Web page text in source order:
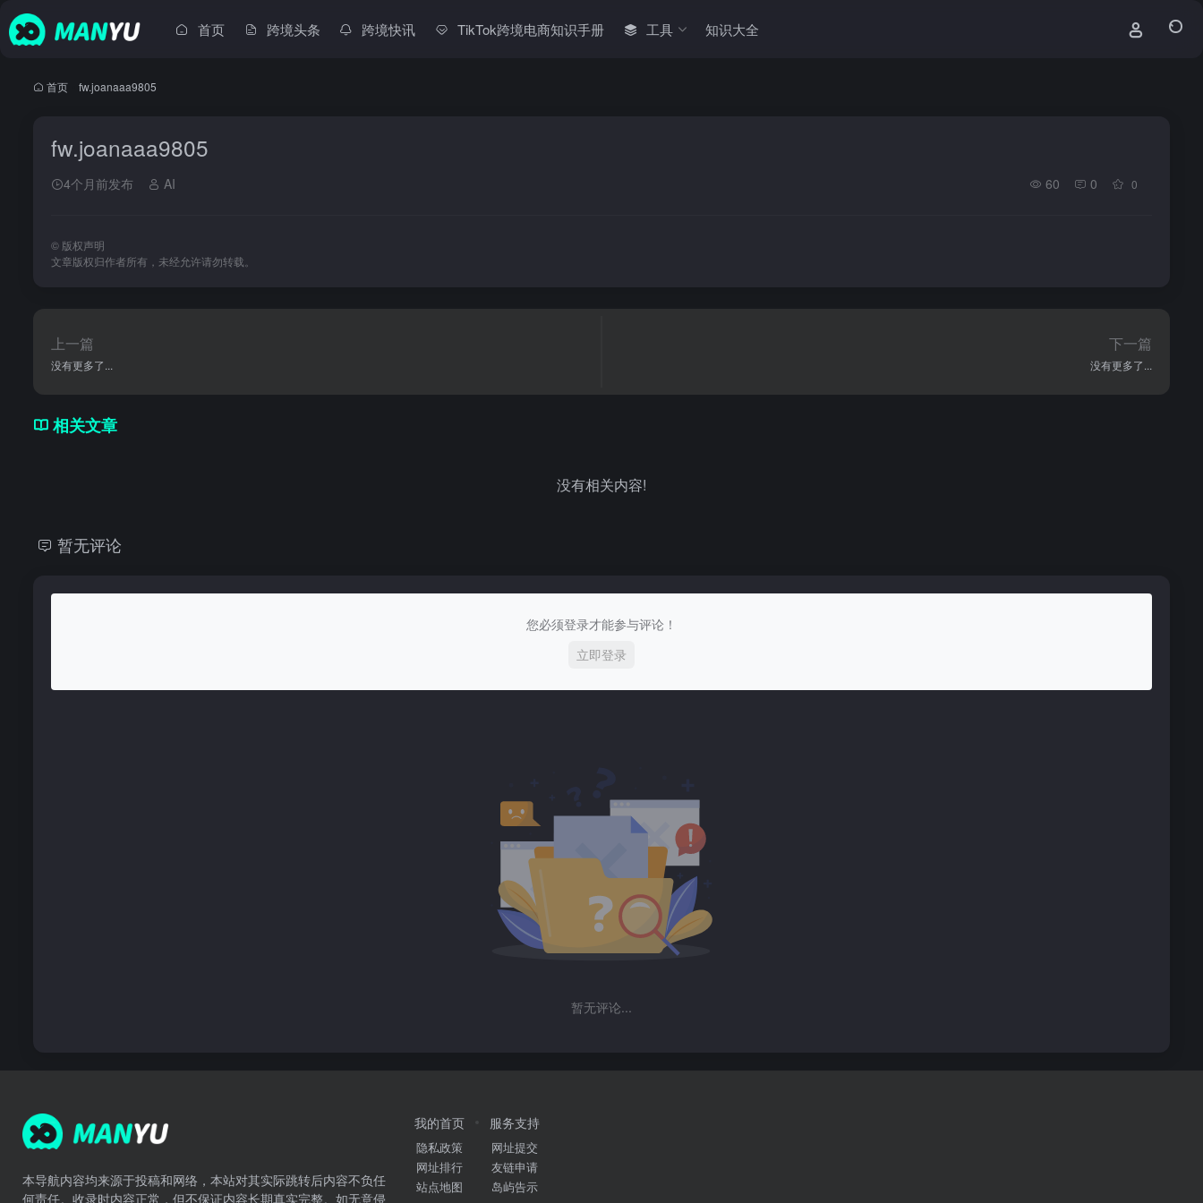
首页 跨境头条 跨境快讯 TikTok跨境电商知识手册 工具 知识大全
首页 fw.joanaaa9805
fw.joanaaa9805
4个月前发布 AI 60 0 0
© 版权声明
文章版权归作者所有，未经允许请勿转载。
上一篇
没有更多了...
下一篇
没有更多了...
相关文章
没有相关内容!
暂无评论
您必须登录才能参与评论！
立即登录
暂无评论...
本导航内容均来源于投稿和网络，本站对其实际跳转后内容不负任
何责任。收录时内容正常，但不保证内容长期真实完整。如无意侵
我的首页
隐私政策
网址排行
站点地图
服务支持
网址提交
友链申请
岛屿告示